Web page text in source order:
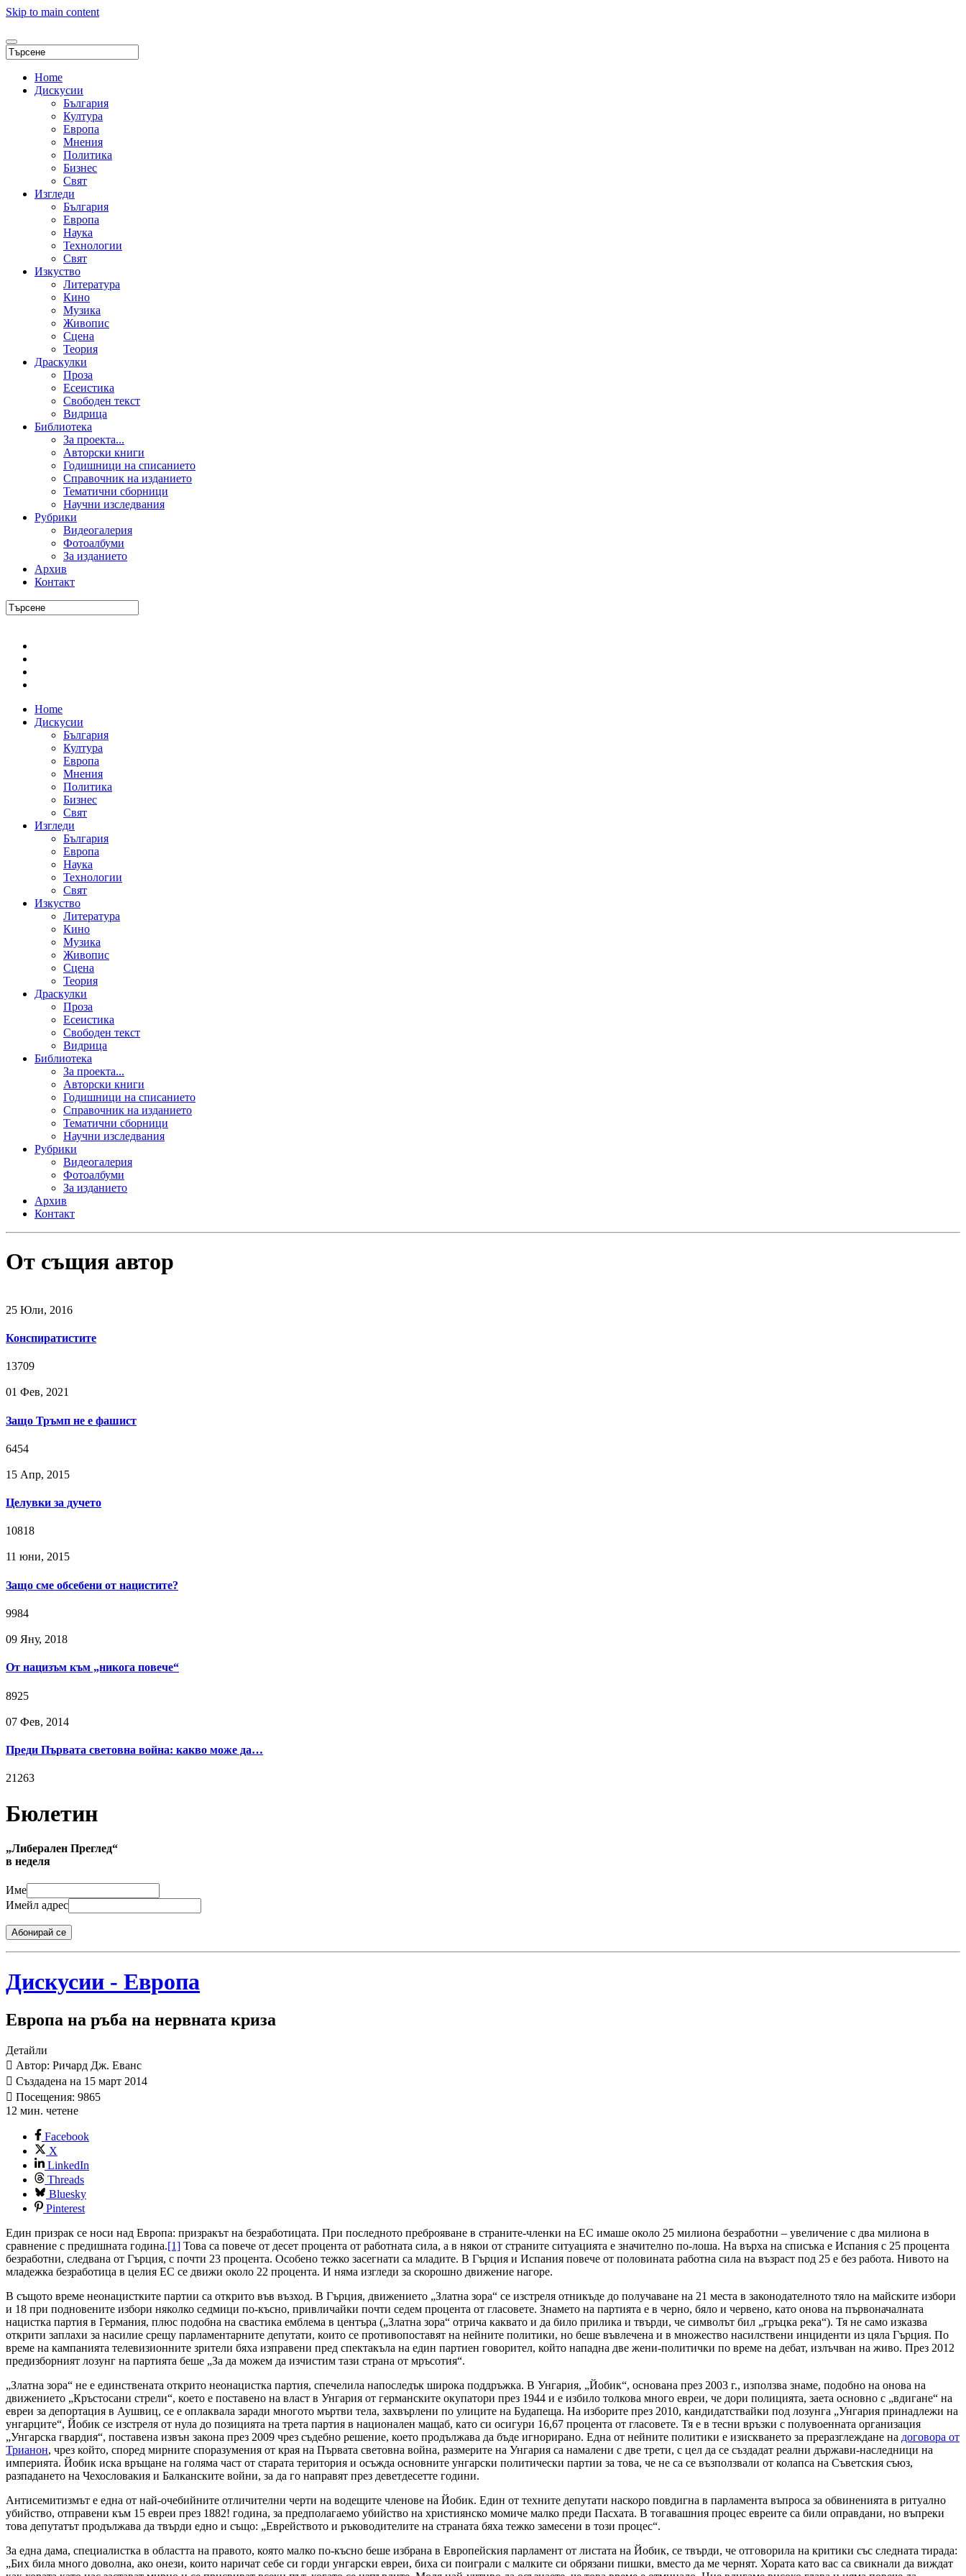
Skip to main content
Home
Дискусии
България
Култура
Европа
Мнения
Политика
Бизнес
Свят
Изгледи
България
Европа
Наука
Технологии
Свят
Изкуство
Литература
Кино
Музика
Живопис
Сцена
Теория
Драскулки
Проза
Есеистика
Свободен текст
Видрица
Библиотека
За проекта...
Авторски книги
Годишници на списанието
Справочник на изданието
Тематични сборници
Научни изследвания
Рубрики
Видеогалерия
Фотоалбуми
За изданието
Архив
Контакт
Home
Дискусии
България
Култура
Европа
Мнения
Политика
Бизнес
Свят
Изгледи
България
Европа
Наука
Технологии
Свят
Изкуство
Литература
Кино
Музика
Живопис
Сцена
Теория
Драскулки
Проза
Есеистика
Свободен текст
Видрица
Библиотека
За проекта...
Авторски книги
Годишници на списанието
Справочник на изданието
Тематични сборници
Научни изследвания
Рубрики
Видеогалерия
Фотоалбуми
За изданието
Архив
Контакт
От същия автор
25 Юли, 2016
Конспиратистите
13709
01 Фев, 2021
Защо Тръмп не е фашист
6454
15 Апр, 2015
Целувки за дучето
10818
11 юни, 2015
Защо сме обсебени от нацистите?
9984
09 Яну, 2018
От нацизъм към „никога повече“
8925
07 Фев, 2014
Преди Първата световна война: какво може да…
21263
Бюлетин
„Либерален Преглед“
в неделя
Име
Имейл адрес
Абонирай се
Дискусии - Европа
Европа на ръба на нервната криза
Детайли
Автор: Ричард Дж. Еванс
Създадена на 15 март 2014
Посещения: 9865
12 мин. четене
Facebook
X
LinkedIn
Threads
Bluesky
Pinterest
Един призрак се носи над Европа: призракът на безработицата. При последното преброяване в страните-членки на ЕС имаше около 25 милиона безработни – увеличение с два милиона в
сравнение с предишната година.[1] Това са повече от десет процента от работната сила, а в някои от страните ситуацията е значително по-лоша. На върха на списъка е Испания с 25 процента
безработни, следвана от Гърция, с почти 23 процента. Особено тежко засегнати са младите. В Гърция и Испания повече от половината работна сила на възраст под 25 е без работа. Нивото на
младежка безработица в целия ЕС се движи около 22 процента. И няма изгледи за скорошно движение нагоре.
В същото време неонацистките партии са открито във възход. В Гърция, движението „Златна зора“ се изстреля отникъде до получаване на 21 места в законодателното тяло на майските избори
и 18 при подновените избори няколко седмици по-късно, привличайки почти седем процента от гласовете. Знамето на партията е в черно, бяло и червено, като онова на първоначалната
нацистка партия в Германия, плюс подобна на свастика емблема в центъра („Златна зора“ отрича каквато и да било прилика и твърди, че символът бил „гръцка река“). Тя не само изказва
открити заплахи за насилие срещу парламентарните депутати, които се противопоставят на нейните политики, но беше въвлечена и в множество насилствени инциденти из цяла Гърция. По
време на кампанията телевизионните зрители бяха изправени пред спектакъла на един партиен говорител, който нападна две жени-политички по време на дебат, излъчван на живо. През 2012
предизборният лозунг на партията беше „За да можем да изчистим тази страна от мръсотия“.
„Златна зора“ не е единствената открито неонацистка партия, спечелила напоследък широка поддръжка. В Унгария, „Йобик“, основана през 2003 г., използва знаме, подобно на онова на
движението „Кръстосани стрели“, което е поставено на власт в Унгария от германските окупатори през 1944 и е избило толкова много евреи, че дори полицията, заета основно с „вдигане“ на
евреи за депортация в Аушвиц, се е оплаквала заради многото мъртви тела, захвърлени по улиците на Будапеща. На изборите през 2010, кандидатствайки под лозунга „Унгария принадлежи на
унгарците“, Йобик се изстреля от нула до позицията на трета партия в национален мащаб, като си осигури 16,67 процента от гласовете. Тя е в тесни връзки с полувоенната организация
„Унгарска гвардия“, поставена извън закона през 2009 чрез съдебно решение, което продължава да бъде игнорирано. Една от нейните политики е изискването за преразглеждане на договора от
Трианон, чрез който, според мирните споразумения от края на Първата световна война, размерите на Унгария са намалени с две трети, с цел да се създадат реални държави-наследници на
империята. Йобик иска връщане на голяма част от старата територия и осъжда основните унгарски политически партии за това, че не са се възползвали от колапса на Съветския съюз,
разпадането на Чехословакия и Балканските войни, за да го направят през деветдесетте години.
Антисемитизмът е една от най-очебийните отличителни черти на водещите членове на Йобик. Един от техните депутати наскоро повдигна в парламента въпроса за обвиненията в ритуално
убийство, отправени към 15 евреи през 1882! година, за предполагаемо убийство на християнско момиче малко преди Пасхата. В тогавашния процес евреите са били оправдани, но въпреки
това депутатът продължава да твърди едно и също: „Еврейството и ръководителите на страната бяха тежко замесени в този процес“.
За една дама, специалистка в областта на правото, която малко по-късно беше избрана в Европейския парламент от листата на Йобик, се твърди, че отговорила на критики със следната тирада:
„Бих била много доволна, ако онези, които наричат себе си горди унгарски евреи, биха си поиграли с малките си обрязани пишки, вместо да ме чернят. Хората като вас са свикнали да виждат